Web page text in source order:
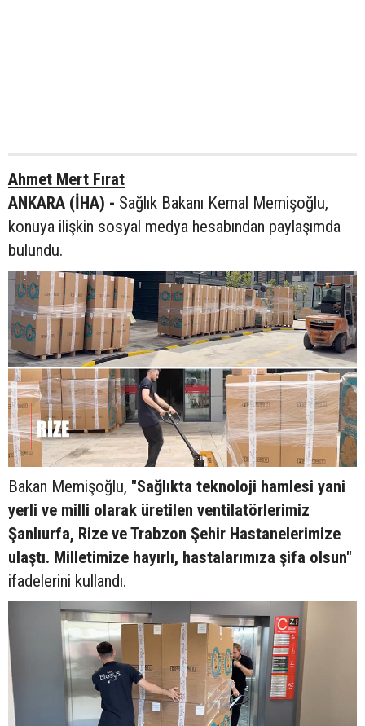
Ahmet Mert Fırat
ANKARA (İHA) - Sağlık Bakanı Kemal Memişoğlu,
konuya ilişkin sosyal medya hesabından paylaşımda
bulundu.
Bakan Memişoğlu, "Sağlıkta teknoloji hamlesi yani
yerli ve milli olarak üretilen ventilatörlerimiz
Şanlıurfa, Rize ve Trabzon Şehir Hastanelerimize
ulaştı. Milletimize hayırlı, hastalarımıza şifa olsun"
ifadelerini kullandı.